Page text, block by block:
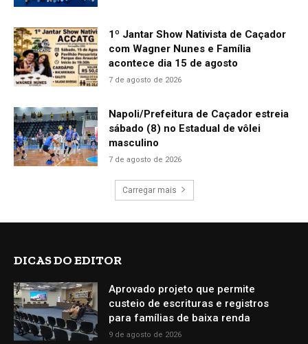
1º Jantar Show Nativista de Caçador
com Wagner Nunes e Família
acontece dia 15 de agosto
7 de agosto de 2026
Napoli/Prefeitura de Caçador estreia
sábado (8) no Estadual de vôlei
masculino
7 de agosto de 2026
Carregar mais
DICAS DO EDITOR
Aprovado projeto que permite
custeio de escrituras e registros
para famílias de baixa renda
9 de agosto de 2026